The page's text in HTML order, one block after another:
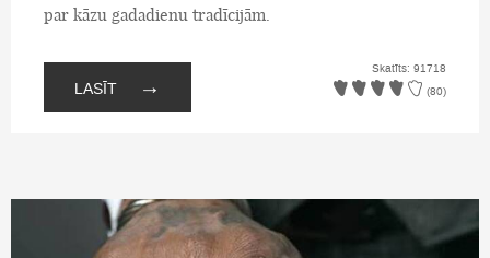
par kāzu gadadienu tradīcijām.
LASĪT →
Skatīts: 91718
(80)